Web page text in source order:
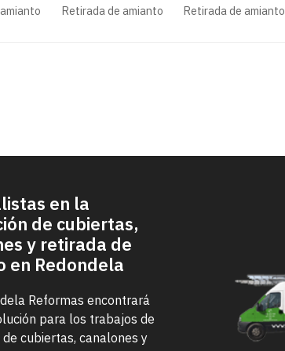
sin
Valoración
Retirada de amianto
la retirada de
Retirada de amianto
en la
de cubiertas,
y retirada de
en Redondela
Reformas encontrará
para los trabajos de
cubiertas, canalones y